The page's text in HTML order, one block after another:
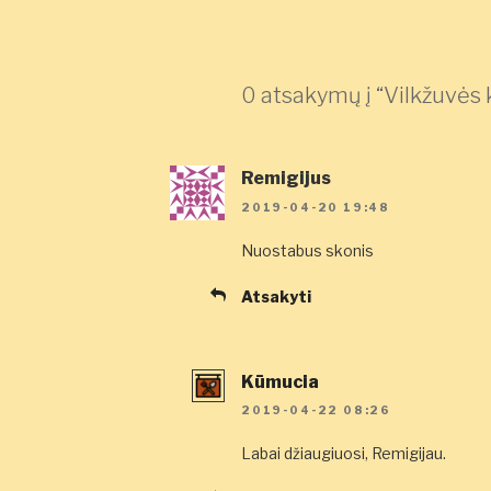
0 atsakymų į “Vilkžuvės
Remigijus
2019-04-20 19:48
Nuostabus skonis
Atsakyti
Kūmucia
2019-04-22 08:26
Labai džiaugiuosi, Remigijau.